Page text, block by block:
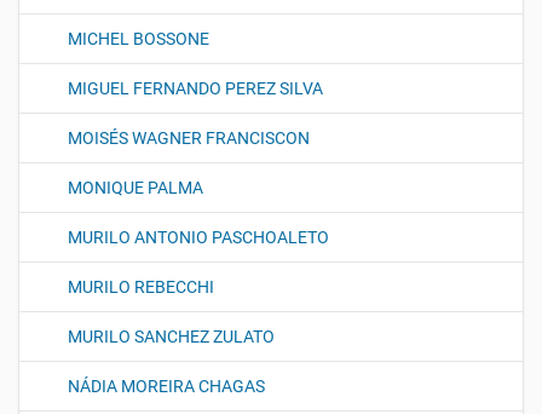
MICHEL BOSSONE
MIGUEL FERNANDO PEREZ SILVA
MOISÉS WAGNER FRANCISCON
MONIQUE PALMA
MURILO ANTONIO PASCHOALETO
MURILO REBECCHI
MURILO SANCHEZ ZULATO
NÁDIA MOREIRA CHAGAS